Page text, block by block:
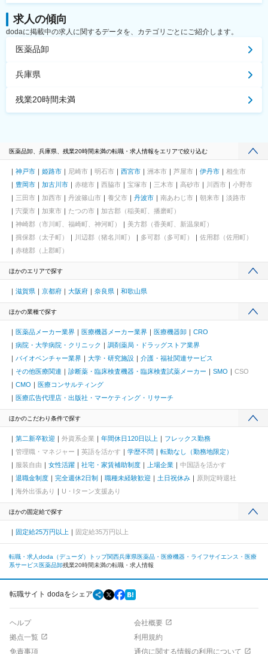
求人の傾向
dodaに掲載中の求人に関するデータを、カテゴリごとにご紹介します。
医薬品卸
兵庫県
残業20時間未満
医薬品卸、兵庫県、残業20時間未満の転職・求人情報をエリアで絞り込む
神戸市 姫路市 尼崎市 明石市 西宮市 洲本市 芦屋市 伊丹市
相生市
豊岡市
加古川市 赤穂市 西脇市 宝塚市 三木市 高砂市 川西市
小野市
三田市
加西市 丹波篠山市 養父市 丹波市 南あわじ市 朝来市
淡路市
宍粟市
加東市 たつの市
加古郡（稲美町、播磨町）
神崎郡（市川町、福崎町、神河町）
美方郡（香美町、新温泉町）
揖保郡（太子町）
川辺郡（猪名川町） 多可郡（多可町）
佐用郡（佐用町）
赤穂郡（上郡町）
ほかのエリアで探す
滋賀県 京都府 大阪府 奈良県 和歌山県
ほかの業種で探す
医薬品メーカー業界 医療機器メーカー業界 医療機器卸
CRO
病院・大学病院・クリニック
調剤薬局・ドラッグストア業界
バイオベンチャー業界
大学・研究施設
介護・福祉関連サービス
その他医療関連
診断薬・臨床検査機器・臨床検査試薬メーカー SMO
CSO
CMO
医療コンサルティング
医療広告代理店・出版社・マーケティング・リサーチ
ほかのこだわり条件で探す
第二新卒歓迎 外資系企業 年間休日120日以上
フレックス勤務
管理職・マネジャー
英語を活かす 学歴不問
転勤なし（勤務地限定）
服装自由
女性活躍 社宅・家賃補助制度 上場企業
中国語を活かす
退職金制度
完全週休2日制 職種未経験歓迎 土日祝休み
原則定時退社
海外出張あり
U・Iターン支援あり
ほかの固定給で探す
固定給25万円以上 固定給35万円以上
転職・求人doda（デューダ）トップ関西兵庫県医薬品・医療機器・ライフサイエンス・医療
系サービス 医薬品卸残業20時間未満の転職・求人情報
転職サイト dodaをシェア
ヘルプ
会社概要
拠点一覧
利用規約
免責事項
通信に関する情報の利用について